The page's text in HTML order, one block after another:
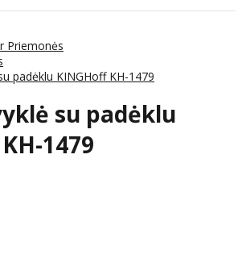
Priemonės
padėklu KINGHoff KH-1479
su padėklu
1479